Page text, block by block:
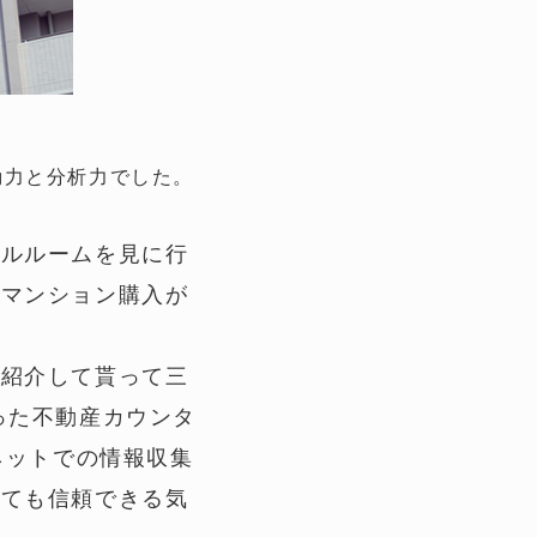
と分析力でした。
ルームを見に行
ンション購入が
介して貰って三
不動産カウンタ
トでの情報収集
も信頼できる気